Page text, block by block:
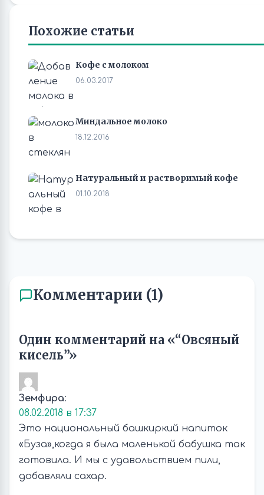
Похожие статьи
Кофе с молоком
06.03.2017
Миндальное молоко
18.12.2016
Натуральный и растворимый кофе
01.10.2018
Комментарии (1)
Один комментарий на «“Овсяный
кисель”»
Земфира:
08.02.2018 в 17:37
Это национальный башкиркий напиток
«Буза»,когда я была маленькой бабушка так
готовила. И мы с удавольствием пили,
добавляли сахар.